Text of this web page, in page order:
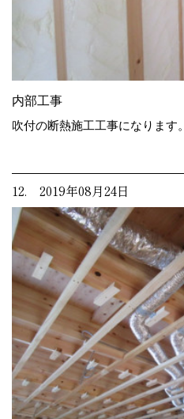
内部工事
吹付の断熱施工工事になります。
12. 2019年08月24日